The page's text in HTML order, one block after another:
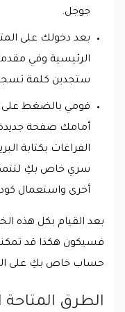
جوجل.
بعد دخولك على
الرئيسية وفي
ستجدين كلمة
قومي بالضغط على
أمامك صفحة جديدة
الفراغات بكتابة
سري خاص بكِ
أخرى واستعمال
بعد القيام بكل هذه
فسيكون هكذا قد
حساب خاص بكِ على
الطرق المتاحة